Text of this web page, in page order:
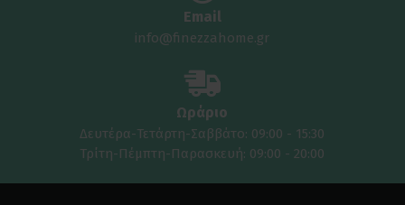
Email
info@finezzahome.gr
Ωράριο
Δευτέρα-Τετάρτη-Σαββάτο: 09:00 - 15:30
Τρίτη-Πέμπτη-Παρασκευή: 09:00 - 20:00